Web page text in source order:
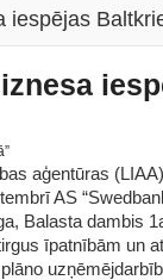
iespējas
aģentūras
AS
Balasta dambis
īpatnībām un